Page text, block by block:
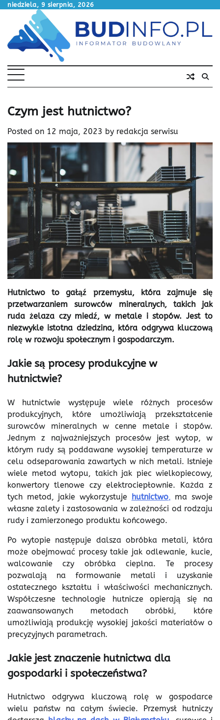
Skip
content
niedziela, 9 sierpnia, 2026
Czym jest hutnictwo?
Posted on 12 maja, 2023 by redakcja serwisu
Hutnictwo to gałąź przemysłu, która zajmuje się
przetwarzaniem surowców mineralnych, takich jak
ruda żelaza czy miedź, w metale i stopów. Jest to
niezwykle istotna dziedzina, która odgrywa kluczową
rolę w rozwoju społecznym i gospodarczym.
Jakie są procesy produkcyjne w
hutnictwie?
W hutnictwie występuje wiele różnych procesów
produkcyjnych, które umożliwiają przekształcenie
surowców mineralnych w cenne metale i stopów.
Jednym z najważniejszych procesów jest wytop, w
którym rudy są poddawane wysokiej temperaturze w
celu odseparowania zawartych w nich metali. Istnieje
wiele metod wytopu, takich jak piec wielkopiecowy,
konwertory tlenowe czy elektrociepłownie. Każda z
tych metod, jakie wykorzystuje hutnictwo, ma swoje
własne zalety i zastosowania w zależności od rodzaju
rudy i zamierzonego produktu końcowego.
Po wytopie następuje dalsza obróbka metali, która
może obejmować procesy takie jak odlewanie, kucie,
walcowanie czy obróbka cieplna. Te procesy
pozwalają na formowanie metali i uzyskanie
ostatecznego kształtu i właściwości mechanicznych.
Współczesne technologie hutnicze opierają się na
zaawansowanych metodach obróbki, które
umożliwiają produkcję wysokiej jakości materiałów o
precyzyjnych parametrach.
Jakie jest znaczenie hutnictwa dla
gospodarki i społeczeństwa?
Hutnictwo odgrywa kluczową rolę w gospodarce
wielu państw na całym świecie. Przemysł hutniczy